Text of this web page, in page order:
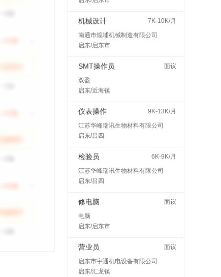
机械设计
7K-10K/月
南通市煌埔机械制造有限公司
启东/启东市
SMT操作员
面议
双盈
启东/近海镇
仪表操作
9K-13K/月
江苏华峰瑞讯生物材料有限公司
启东/吕四
检验员
6K-9K/月
江苏华峰瑞讯生物材料有限公司
启东/吕四
修电脑
面议
电脑
启东/启东市
营业员
面议
启东市宇通机电设备有限公司
启东/汇龙镇